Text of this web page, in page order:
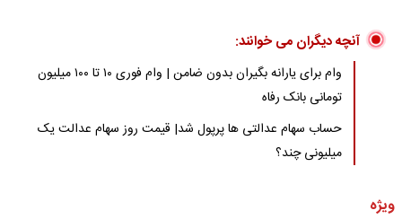
آنچه دیگران می خوانند:
وام برای یارانه بگیران بدون ضامن | وام فوری ۱۰ تا ۱۰۰ میلیون
تومانی بانک رفاه
حساب سهام عدالتی ها پرپول شد| قیمت روز سهام عدالت یک
میلیونی چند؟
ویژه